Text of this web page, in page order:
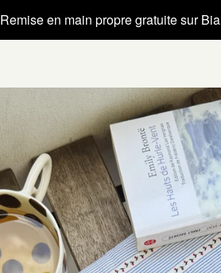
Remise en main propre gratuite sur